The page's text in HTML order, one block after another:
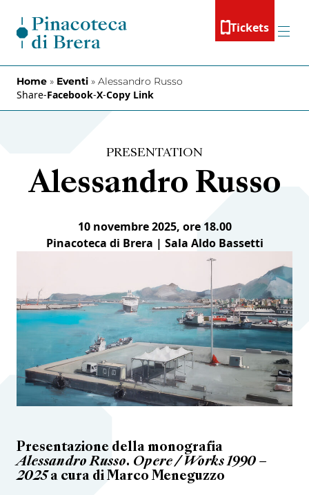
Tickets
Menu
Home » Eventi » Alessandro Russo
Share-Facebook-X-Copy Link
PRESENTATION
Alessandro Russo
10 novembre 2025, ore 18.00
Pinacoteca di Brera | Sala Aldo Bassetti
Presentazione della monografia
Alessandro Russo. Opere / Works 1990 –
2025 a cura di Marco Meneguzzo